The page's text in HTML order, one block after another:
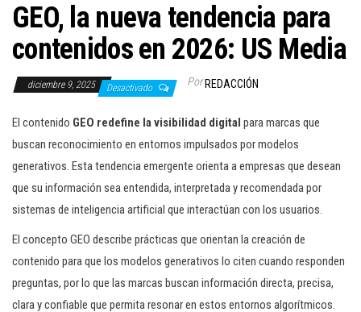
GEO, la nueva tendencia para
contenidos en 2026: US Media
diciembre 9, 2025 Desactivado Por REDACCIÓN
El contenido GEO redefine la visibilidad digital para marcas que
buscan reconocimiento en entornos impulsados por modelos
generativos. Esta tendencia emergente orienta a empresas que desean
que su información sea entendida, interpretada y recomendada por
sistemas de inteligencia artificial que interactúan con los usuarios.
El concepto GEO describe prácticas que orientan la creación de
contenido para que los modelos generativos lo citen cuando responden
preguntas, por lo que las marcas buscan información directa, precisa,
clara y confiable que permita resonar en estos entornos algorítmicos.